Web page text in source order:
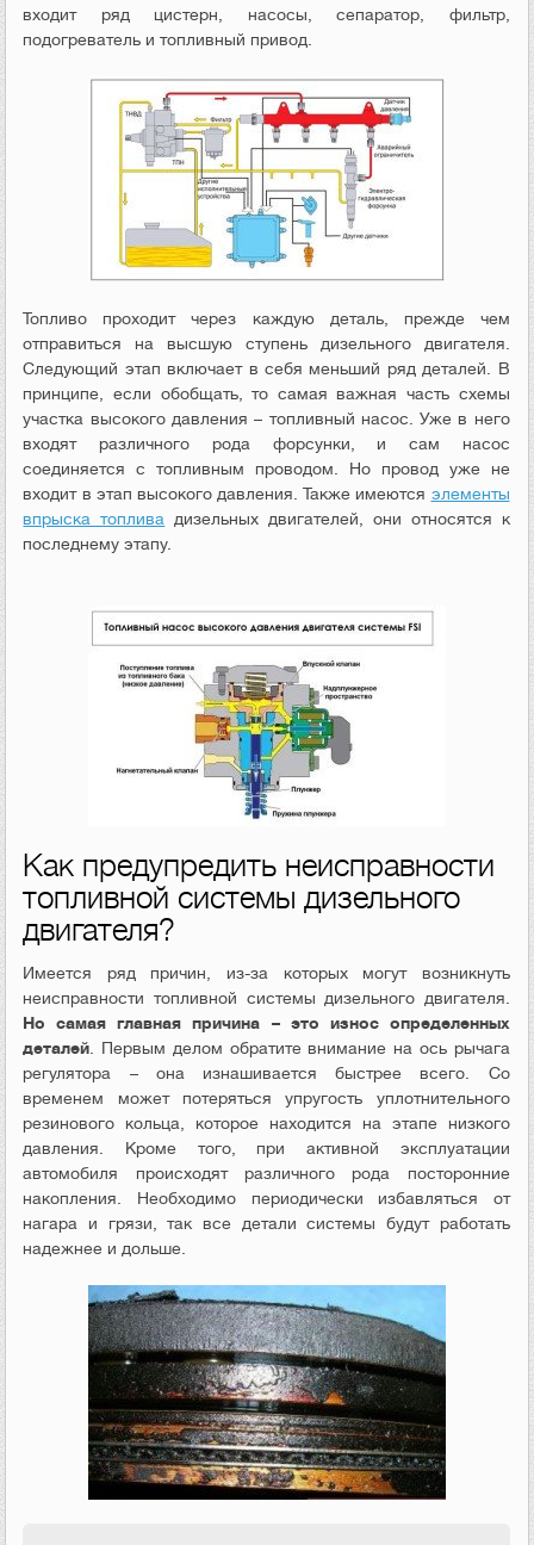
входит ряд цистерн, насосы, сепаратор, фильтр,
подогреватель и топливный привод.
Топливо проходит через каждую деталь, прежде чем
отправиться на высшую ступень дизельного двигателя.
Следующий этап включает в себя меньший ряд деталей. В
принципе, если обобщать, то самая важная часть схемы
участка высокого давления – топливный насос. Уже в него
входят различного рода форсунки, и сам насос
соединяется с топливным проводом. Но провод уже не
входит в этап высокого давления. Также имеются элементы
впрыска топлива дизельных двигателей, они относятся к
последнему этапу.
Как предупредить неисправности
топливной системы дизельного
двигателя?
Имеется ряд причин, из-за которых могут возникнуть
неисправности топливной системы дизельного двигателя.
Но самая главная причина – это износ определенных
деталей . Первым делом обратите внимание на ось рычага
регулятора – она изнашивается быстрее всего. Со
временем может потеряться упругость уплотнительного
резинового кольца, которое находится на этапе низкого
давления. Кроме того, при активной эксплуатации
автомобиля происходят различного рода посторонние
накопления. Необходимо периодически избавляться от
нагара и грязи, так все детали системы будут работать
надежнее и дольше.